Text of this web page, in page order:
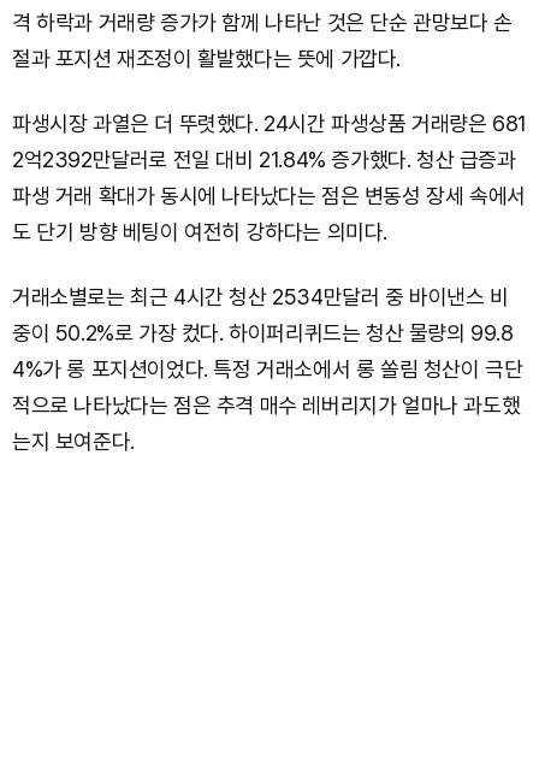
격 하락과 거래량 증가가 함께 나타난 것은 단순 관망보다 손
절과 포지션 재조정이 활발했다는 뜻에 가깝다.
파생시장 과열은 더 뚜렷했다. 24시간 파생상품 거래량은 681
2억2392만달러로 전일 대비 21.84% 증가했다. 청산 급증과
파생 거래 확대가 동시에 나타났다는 점은 변동성 장세 속에서
도 단기 방향 베팅이 여전히 강하다는 의미다.
거래소별로는 최근 4시간 청산 2534만달러 중 바이낸스 비
중이 50.2%로 가장 컸다. 하이퍼리퀴드는 청산 물량의 99.8
4%가 롱 포지션이었다. 특정 거래소에서 롱 쏠림 청산이 극단
적으로 나타났다는 점은 추격 매수 레버리지가 얼마나 과도했
는지 보여준다.